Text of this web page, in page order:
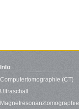
Info
Computertomographie (CT)
Ultraschall
Magnetresonanztomographie